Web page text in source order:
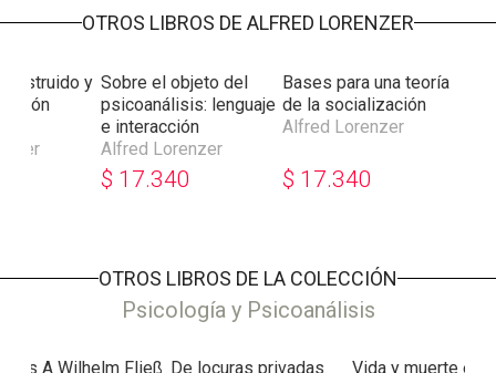
filosofía de la cultura, ciencia del lenguaje), este trabajo se
OTROS LIBROS DE ALFRED LORENZER
destruido y Sobre el objeto del
psicoanálisis: lenguaje
e interacción
Alfred Lorenzer
$ 17.340
Bases para una teoría
de la socialización
Alfred Lorenzer
$ 17.340
OTROS LIBROS DE LA COLECCIÓN
Psicología y Psicoanálisis
A Wilhelm Fließ De locuras privadas
Vida y muerte en